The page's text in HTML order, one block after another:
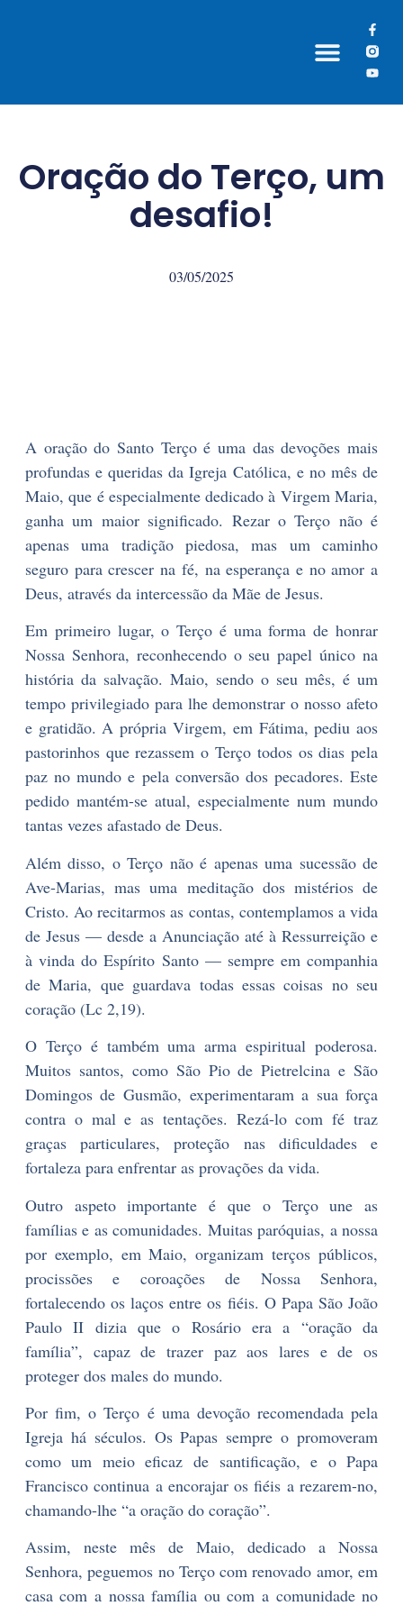
Oração do Terço, um
desafio!
03/05/2025
A oração do Santo Terço é uma das devoções mais
profundas e queridas da Igreja Católica, e no mês de
Maio, que é especialmente dedicado à Virgem Maria,
ganha um maior significado. Rezar o Terço não é
apenas uma tradição piedosa, mas um caminho
seguro para crescer na fé, na esperança e no amor a
Deus, através da intercessão da Mãe de Jesus.
Em primeiro lugar, o Terço é uma forma de honrar
Nossa Senhora, reconhecendo o seu papel único na
história da salvação. Maio, sendo o seu mês, é um
tempo privilegiado para lhe demonstrar o nosso afeto
e gratidão. A própria Virgem, em Fátima, pediu aos
pastorinhos que rezassem o Terço todos os dias pela
paz no mundo e pela conversão dos pecadores. Este
pedido mantém-se atual, especialmente num mundo
tantas vezes afastado de Deus.
Além disso, o Terço não é apenas uma sucessão de
Ave-Marias, mas uma meditação dos mistérios de
Cristo. Ao recitarmos as contas, contemplamos a vida
de Jesus — desde a Anunciação até à Ressurreição e
à vinda do Espírito Santo — sempre em companhia
de Maria, que guardava todas essas coisas no seu
coração (Lc 2,19).
O Terço é também uma arma espiritual poderosa.
Muitos santos, como São Pio de Pietrelcina e São
Domingos de Gusmão, experimentaram a sua força
contra o mal e as tentações. Rezá-lo com fé traz
graças particulares, proteção nas dificuldades e
fortaleza para enfrentar as provações da vida.
Outro aspeto importante é que o Terço une as
famílias e as comunidades. Muitas paróquias, a nossa
por exemplo, em Maio, organizam terços públicos,
procissões e coroações de Nossa Senhora,
fortalecendo os laços entre os fiéis. O Papa São João
Paulo II dizia que o Rosário era a “oração da
família”, capaz de trazer paz aos lares e de os
proteger dos males do mundo.
Por fim, o Terço é uma devoção recomendada pela
Igreja há séculos. Os Papas sempre o promoveram
como um meio eficaz de santificação, e o Papa
Francisco continua a encorajar os fiéis a rezarem-no,
chamando-lhe “a oração do coração”.
Assim, neste mês de Maio, dedicado a Nossa
Senhora, peguemos no Terço com renovado amor, em
casa com a nossa família ou com a comunidade no